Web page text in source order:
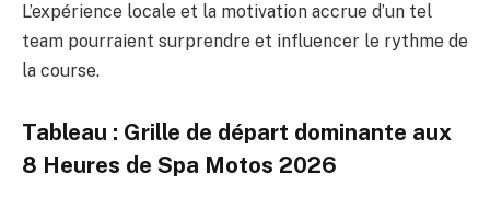
L’expérience locale et la motivation accrue d’un tel
team pourraient surprendre et influencer le rythme de
la course.
Tableau : Grille de départ dominante aux
8 Heures de Spa Motos 2026